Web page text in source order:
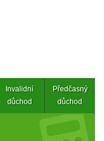
Invalidní
důchod
Předčasný
důchod